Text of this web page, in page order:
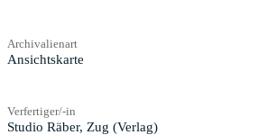
Archivalienart
Ansichtskarte
Verfertiger/-in
Studio Räber, Zug (Verlag)